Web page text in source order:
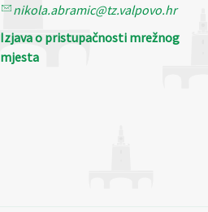
nikola.abramic@tz.valpovo.hr
Izjava o pristupačnosti mrežnog
mjesta